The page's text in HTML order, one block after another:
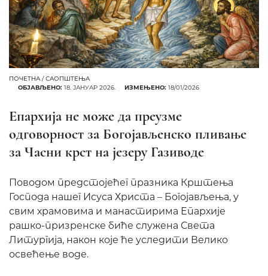
ПОЧЕТНА /САОПШТЕЊА
ОБЈАВЉЕНО: 18. ЈАНУАР 2026. ИЗМЕЊЕНО: 18/01/2026
Епархија не може да преузме
одговорност за Богојављенско пливање
за Часни крст на језеру Газиводе
Поводом предстојећег празника Крштења
Господа нашег Исуса Христа – Богојављења, у
свим храмовима и манастирима Епархије
рашко-призренске биће служена Света
Литургија, након које ће уследити Велико
освећење воде.